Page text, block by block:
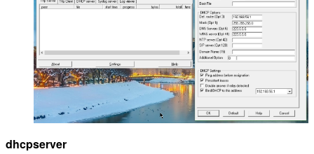
dhcpserver